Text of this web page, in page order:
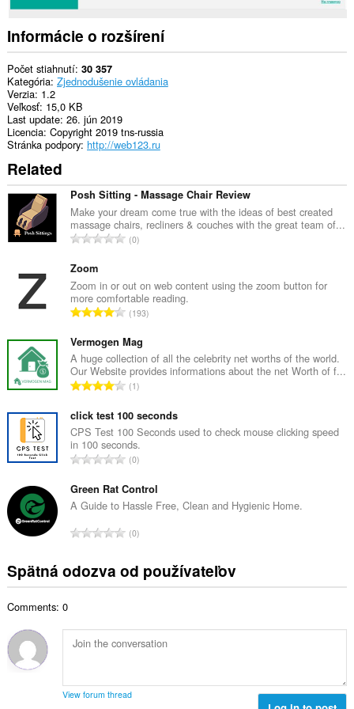
Informácie o rozšírení
Počet stiahnutí 30 357
Kategória Zjednodušenie ovládania
Verzia 1.2
Veľkosť 15,0 KB
Last update 26. jún 2019
Licencia Copyright 2019 tns-russia
Stránka podpory http://web123.ru
Related
Posh Sitting - Massage Chair Review
Make your dream come true with the ideas of best created
massage chairs, recliners & couches with the great team of...
C
k
o
v
p
o
č
e
t
h
o
d
o
t
n
:
0
Zoom
Zoom in or out on web content using the zoom button for
more comfortable reading.
C
l
k
o
v
p
o
č
e
t
h
d
o
t
í
:
193
Vermogen Mag
A huge collection of all the celebrity net worths of the world.
Our Website provides informations about the net Worth of f...
C
l
k
o
v
p
o
č
e
h
o
o
t
n
í
1
click test 100 seconds
CPS Test 100 Seconds used to check mouse clicking speed
in 100 seconds.
C
l
k
v
p
o
t
h
n
0
Green Rat Control
A Guide to Hassle Free, Clean and Hygienic Home.
C
k
ý
p
e
0
Spätná odozva od používateľov
Comments: 0
View forum thread